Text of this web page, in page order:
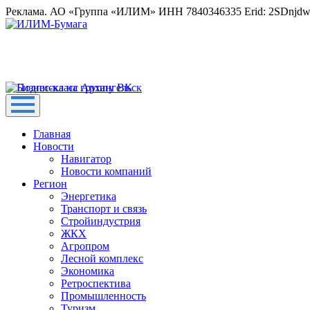
Реклама. АО «Группа «ИЛИМ» ИНН 7840346335 Erid:
Главная
Новости
Навигатор
Новости компаний
Регион
Энергетика
Транспорт и связь
Стройиндустрия
ЖКХ
Агропром
Лесной комплекс
Экономика
Ретроспектива
Промышленность